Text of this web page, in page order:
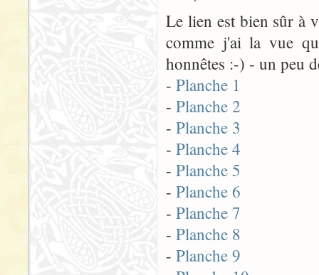
Le lien est bien sûr à
comme j'ai la vue
honnêtes :-) - un peu
- Planche 1
- Planche 2
- Planche 3
- Planche 4
- Planche 5
- Planche 6
- Planche 7
- Planche 8
- Planche 9